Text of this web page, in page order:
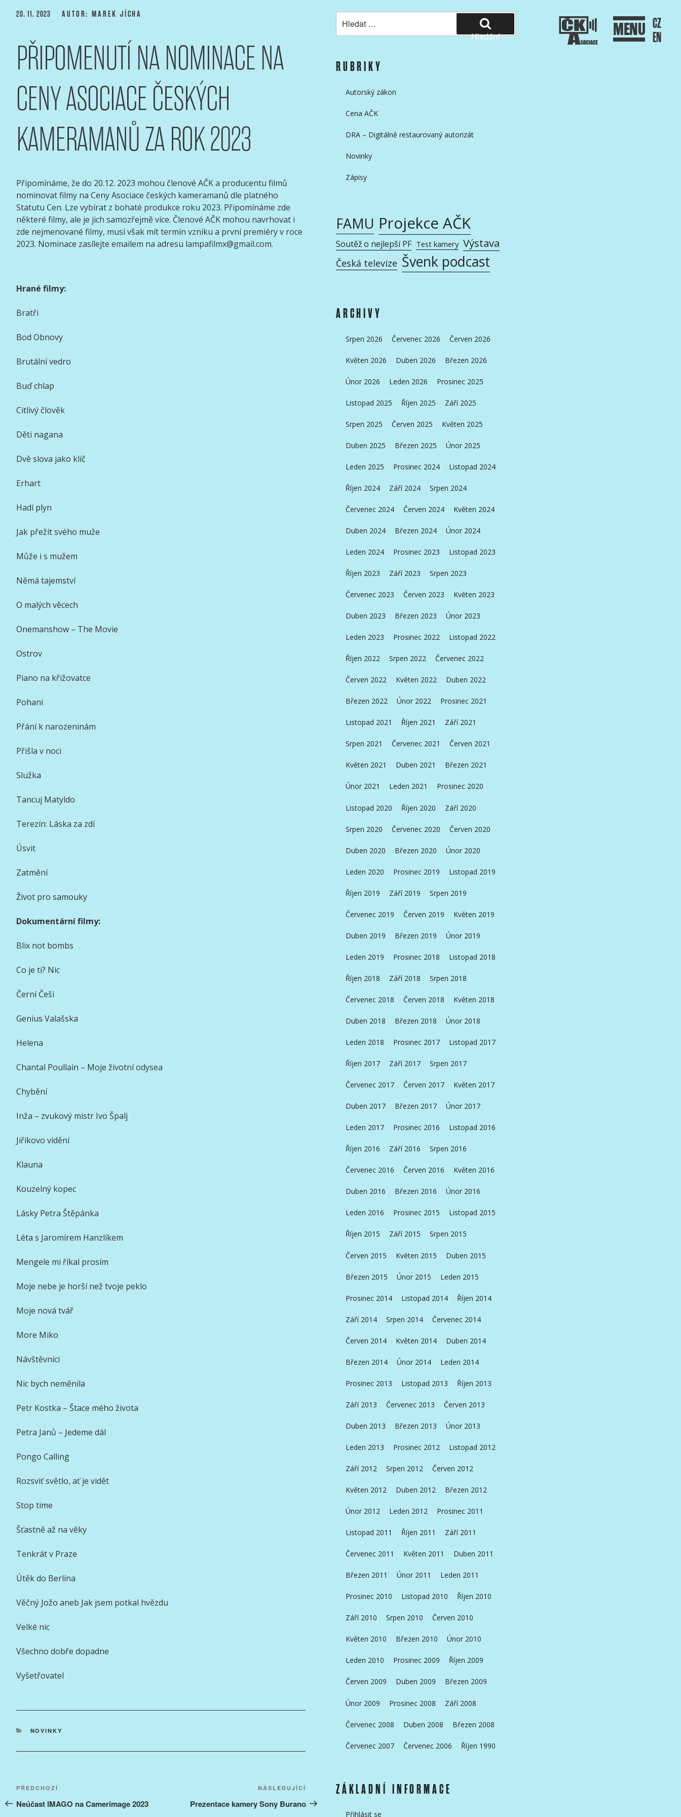
Přejít
obsahu
webu
MENU CZ
EN
ASOCIACE ČESKÝCH KAMERAMANŮ
webový portál Asociace českých kameramanů
PUBLIKOVÁNO
20. 11. 2023 AUTOR: MAREK JÍCHA
PŘIPOMENUTÍ NA NOMINACE NA
CENY ASOCIACE ČESKÝCH
KAMERAMANŮ ZA ROK 2023
Připomínáme, že do 20.12. 2023 mohou členové AČK a producentu filmů
nominovat filmy na Ceny Asociace českých kameramanů dle platného
Statutu Cen. Lze vybírat z bohaté produkce roku 2023. Připomínáme zde
některé filmy, ale je jich samozřejmě více. Členové AČK mohou navrhovat i
zde nejmenované filmy, musí však mít termín vzniku a první premiéry v roce
2023. Nominace zasílejte emailem na adresu lampafilmx@gmail.com.
Hrané filmy:
Bratři
Bod Obnovy
Brutální vedro
Buď chlap
Citlivý člověk
Děti nagana
Dvě slova jako klíč
Erhart
Hadí plyn
Jak přežít svého muže
Může i s mužem
Němá tajemství
O malých věcech
Onemanshow – The Movie
Ostrov
Piano na křižovatce
Pohani
Přání k narozeninám
Přišla v noci
Služka
Tancuj Matyldo
Terezín: Láska za zdí
Úsvit
Zatmění
Život pro samouky
Dokumentární filmy:
Blix not bombs
Co je ti? Nic
Černí Češi
Genius Valašska
Helena
Chantal Poullain – Moje životní odysea
Chybění
Inža – zvukový mistr Ivo Špalj
Jiříkovo vidění
Klauna
Kouzelný kopec
Lásky Petra Štěpánka
Léta s Jaromírem Hanzlíkem
Mengele mi říkal prosím
Moje nebe je horší než tvoje peklo
Moje nová tvář
More Miko
Návštěvníci
Nic bych neměnila
Petr Kostka – Štace mého života
Petra Janů – Jedeme dál
Pongo Calling
Rozsviť světlo, ať je vidět
Stop time
Šťastně až na věky
Tenkrát v Praze
Útěk do Berlína
Věčný Jožo aneb Jak jsem potkal hvězdu
Velké nic
Všechno dobře dopadne
Vyšetřovatel
RUBRIKY
NOVINKY
Navigace
pro
Předchozí
příspěvek
PŘEDCHOZÍ
Neúčast IMAGO na Camerimage 2023
Následující
příspěvek
NÁSLEDUJÍCÍ
Prezentace kamery Sony Burano
Hledání
RUBRIKY
Autorský zákon
Cena AČK
DRA – Digitálně restaurovaný autorizát
Novinky
Zápisy
FAMU Projekce AČK
Soutěž o nejlepší PF Test kamery Výstava
Česká televize Švenk podcast
ARCHIVY
Srpen 2026 Červenec 2026 Červen 2026
Květen 2026 Duben 2026 Březen 2026
Únor 2026 Leden 2026 Prosinec 2025
Listopad 2025 Říjen 2025 Září 2025
Srpen 2025 Červen 2025 Květen 2025
Duben 2025 Březen 2025 Únor 2025
Leden 2025 Prosinec 2024 Listopad 2024
Říjen 2024 Září 2024 Srpen 2024
Červenec 2024 Červen 2024 Květen 2024
Duben 2024 Březen 2024 Únor 2024
Leden 2024 Prosinec 2023 Listopad 2023
Říjen 2023 Září 2023 Srpen 2023
Červenec 2023 Červen 2023 Květen 2023
Duben 2023 Březen 2023 Únor 2023
Leden 2023 Prosinec 2022 Listopad 2022
Říjen 2022 Srpen 2022 Červenec 2022
Červen 2022 Květen 2022 Duben 2022
Březen 2022 Únor 2022 Prosinec 2021
Listopad 2021 Říjen 2021 Září 2021
Srpen 2021 Červenec 2021 Červen 2021
Květen 2021 Duben 2021 Březen 2021
Únor 2021 Leden 2021 Prosinec 2020
Listopad 2020 Říjen 2020 Září 2020
Srpen 2020 Červenec 2020 Červen 2020
Duben 2020 Březen 2020 Únor 2020
Leden 2020 Prosinec 2019 Listopad 2019
Říjen 2019 Září 2019 Srpen 2019
Červenec 2019 Červen 2019 Květen 2019
Duben 2019 Březen 2019 Únor 2019
Leden 2019 Prosinec 2018 Listopad 2018
Říjen 2018 Září 2018 Srpen 2018
Červenec 2018 Červen 2018 Květen 2018
Duben 2018 Březen 2018 Únor 2018
Leden 2018 Prosinec 2017 Listopad 2017
Říjen 2017 Září 2017 Srpen 2017
Červenec 2017 Červen 2017 Květen 2017
Duben 2017 Březen 2017 Únor 2017
Leden 2017 Prosinec 2016 Listopad 2016
Říjen 2016 Září 2016 Srpen 2016
Červenec 2016 Červen 2016 Květen 2016
Duben 2016 Březen 2016 Únor 2016
Leden 2016 Prosinec 2015 Listopad 2015
Říjen 2015 Září 2015 Srpen 2015
Červen 2015 Květen 2015 Duben 2015
Březen 2015 Únor 2015 Leden 2015
Prosinec 2014 Listopad 2014 Říjen 2014
Září 2014 Srpen 2014 Červenec 2014
Červen 2014 Květen 2014 Duben 2014
Březen 2014 Únor 2014 Leden 2014
Prosinec 2013 Listopad 2013 Říjen 2013
Září 2013 Červenec 2013 Červen 2013
Duben 2013 Březen 2013 Únor 2013
Leden 2013 Prosinec 2012 Listopad 2012
Září 2012 Srpen 2012 Červen 2012
Květen 2012 Duben 2012 Březen 2012
Únor 2012 Leden 2012 Prosinec 2011
Listopad 2011 Říjen 2011 Září 2011
Červenec 2011 Květen 2011 Duben 2011
Březen 2011 Únor 2011 Leden 2011
Prosinec 2010 Listopad 2010 Říjen 2010
Září 2010 Srpen 2010 Červen 2010
Květen 2010 Březen 2010 Únor 2010
Leden 2010 Prosinec 2009 Říjen 2009
Červen 2009 Duben 2009 Březen 2009
Únor 2009 Prosinec 2008 Září 2008
Červenec 2008 Duben 2008 Březen 2008
Červenec 2007 Červenec 2006 Říjen 1990
ZÁKLADNÍ INFORMACE
Přihlásit se